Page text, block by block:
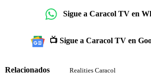
Sigue a Caracol TV en
📺 Sigue a Caracol TV en
Relacionados Realities Caracol